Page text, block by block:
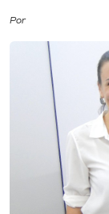
Biblioteca
Editora
Por